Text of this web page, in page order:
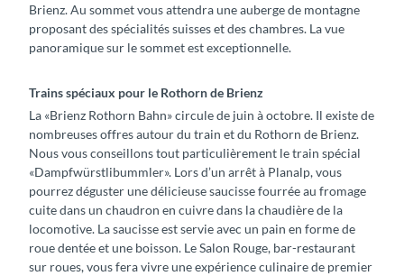
Brienz. Au sommet vous attendra une auberge de montagne
proposant des spécialités suisses et des chambres. La vue
panoramique sur le sommet est exceptionnelle.
Trains spéciaux pour le Rothorn de Brienz
La «Brienz Rothorn Bahn» circule de juin à octobre. Il existe de
nombreuses offres autour du train et du Rothorn de Brienz.
Nous vous conseillons tout particulièrement le train spécial
«Dampfwürstlibummler». Lors d’un arrêt à Planalp, vous
pourrez déguster une délicieuse saucisse fourrée au fromage
cuite dans un chaudron en cuivre dans la chaudière de la
locomotive. La saucisse est servie avec un pain en forme de
roue dentée et une boisson. Le Salon Rouge, bar-restaurant
sur roues, vous fera vivre une expérience culinaire de premier